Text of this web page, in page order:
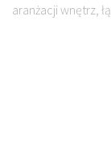
aranżacji wnętrz,